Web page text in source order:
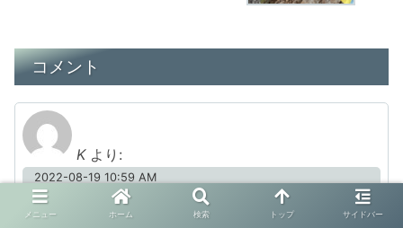
コメント
K より:
2022-08-19 10:59 AM
お役に立てて嬉しいです♡
メニュー ホーム 検索 トップ サイドバー